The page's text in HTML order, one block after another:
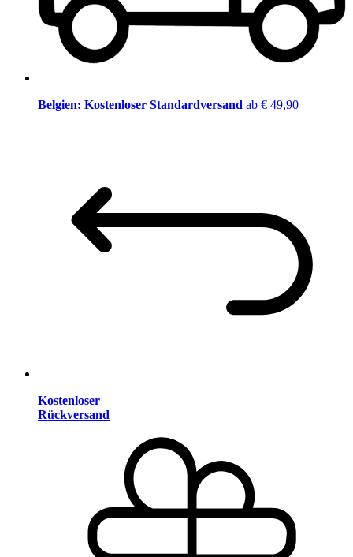
Belgien: Kostenloser Standardversand ab € 49,90
Kostenloser
Rückversand